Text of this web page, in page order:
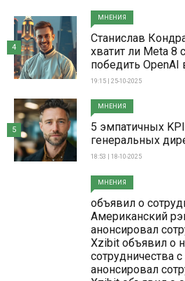
МНЕНИЯ
Станислав
хватит ли Meta 8
победить
19:15 | 25-10-2025
4
МНЕНИЯ
5 эмпатичных
генеральных
18:53 | 18-10-2025
5
МНЕНИЯ
объявил о
Американский
анонсировал
Xzibit объявил о
сотрудничества
анонсировал